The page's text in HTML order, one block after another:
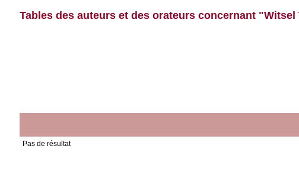
Tables des auteurs et des orateurs concernant
Pas de résultat